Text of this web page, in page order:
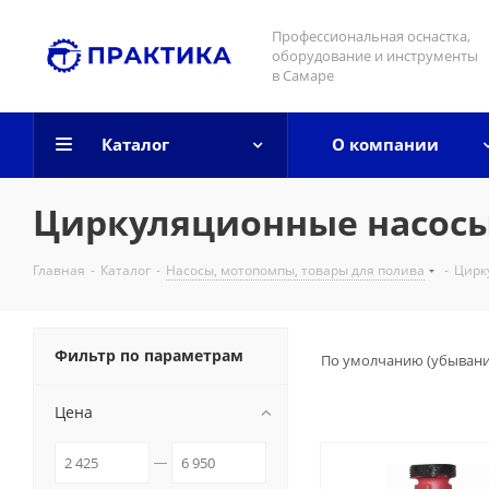
Профессиональная оснастка,
оборудование и инструменты
в Самаре
Каталог О компании
Циркуляционные
Главная - Каталог - Насосы, мотопомпы, товары для полива -
По умолчанию
Фильтр по параметрам
Цена